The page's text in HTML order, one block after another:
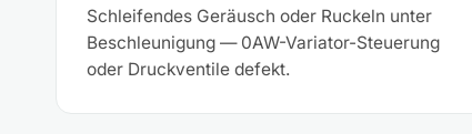
Schleifendes Geräusch oder Ruckeln unter
Beschleunigung — 0AW-Variator-Steuerung
oder Druckventile defekt.